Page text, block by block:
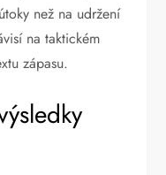
než na udržení
na taktickém
zápasu.